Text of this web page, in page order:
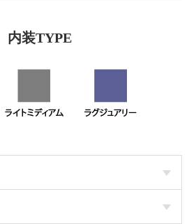
内装TYPE